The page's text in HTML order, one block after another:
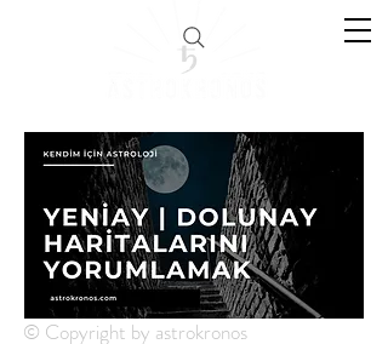
© Copyright by astrokronos